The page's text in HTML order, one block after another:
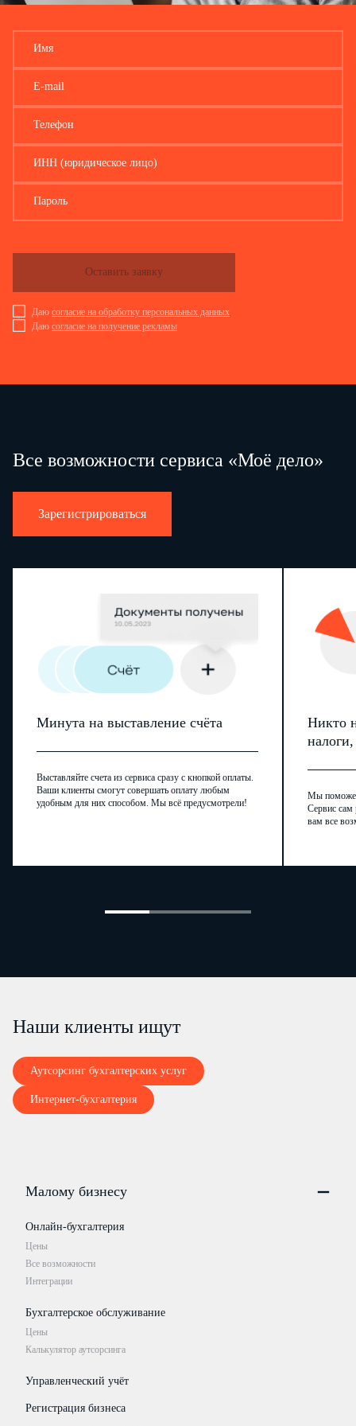
Имя
E-mail
Телефон
ИНН (юридическое лицо)
Пароль
Даю согласие на обработку персональных данных
Даю согласие на получение рекламы
Оставить заявку
Все возможности сервиса «Моё дело»
Зарегистрироваться
Минута на выставление счёта
Выставляйте счета из сервиса сразу с кнопкой оплаты.
Ваши клиенты смогут совершать оплату любым
удобным для них способом. Мы всё предусмотрели!
Никто
Мы
Сервис сам
вам все
Наши клиенты ищут
Аутсорсинг бухгалтерских услуг
Интернет-бухгалтерия
Малому бизнесу
Онлайн-бухгалтерия
Цены
Все возможности
Интеграции
Бухгалтерское обслуживание
Цены
Калькулятор аутсорсинга
Управленческий учёт
Регистрация бизнеса